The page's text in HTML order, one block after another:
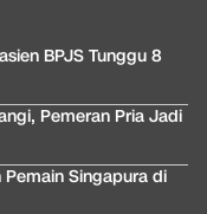
BPJS Tunggu 8
Pemeran Pria Jadi
Pemain Singapura di